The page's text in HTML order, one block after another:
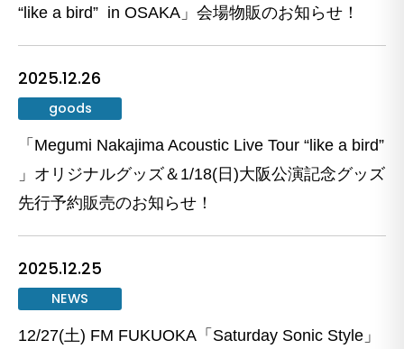
“like a bird” in OSAKA」会場物販のお知らせ！
2025.12.26
goods
「Megumi Nakajima Acoustic Live Tour “like a bird”
」オリジナルグッズ＆1/18(日)大阪公演記念グッズ
先行予約販売のお知らせ！
2025.12.25
NEWS
12/27(土) FM FUKUOKA「Saturday Sonic Style」